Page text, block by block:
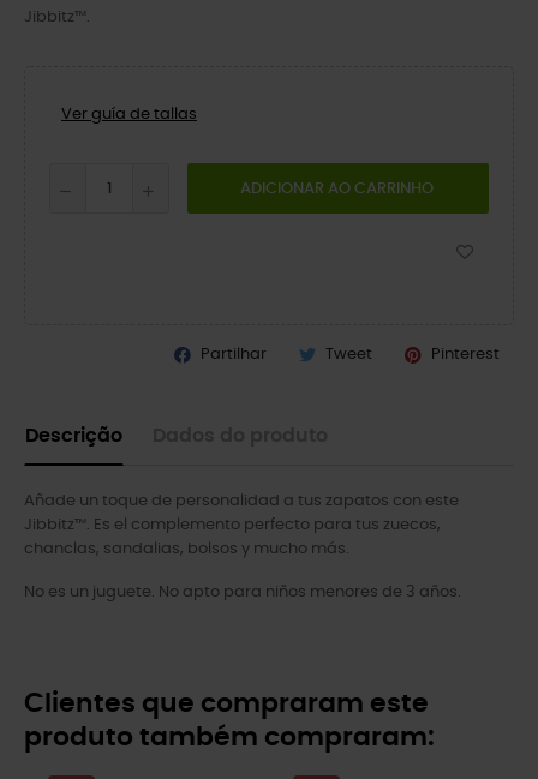
Jibbitz™.
Ver guía de tallas
ADICIONAR AO CARRINHO
Partilhar Tweet Pinterest
Descrição
Añade un toque de personalidad a tus zapatos con este
Jibbitz™. Es el complemento perfecto para tus zuecos,
chanclas, sandalias, bolsos y mucho más.
No es un juguete. No apto para niños menores de 3 años.
Clientes que compraram este
produto também compraram: